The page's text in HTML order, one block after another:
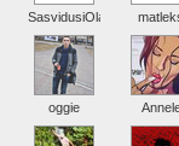
SasvidusiOla
oggie